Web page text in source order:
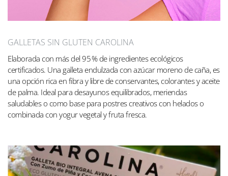
GALLETAS SIN GLUTEN CAROLINA
Elaborada con más del 95 % de ingredientes ecológicos
certificados. Una galleta endulzada con azúcar moreno de caña, es
una opción rica en fibra y libre de conservantes, colorantes y aceite
de palma. Ideal para desayunos equilibrados, meriendas
saludables o como base para postres creativos con helados o
combinada con yogur vegetal y fruta fresca.